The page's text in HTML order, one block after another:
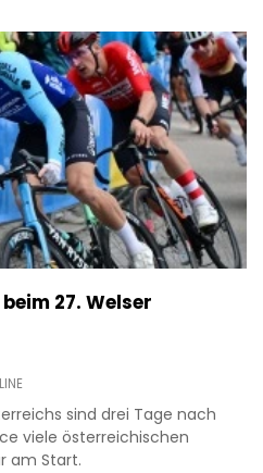
27. Welser
sind drei Tage nach
viele österreichischen
am Start.